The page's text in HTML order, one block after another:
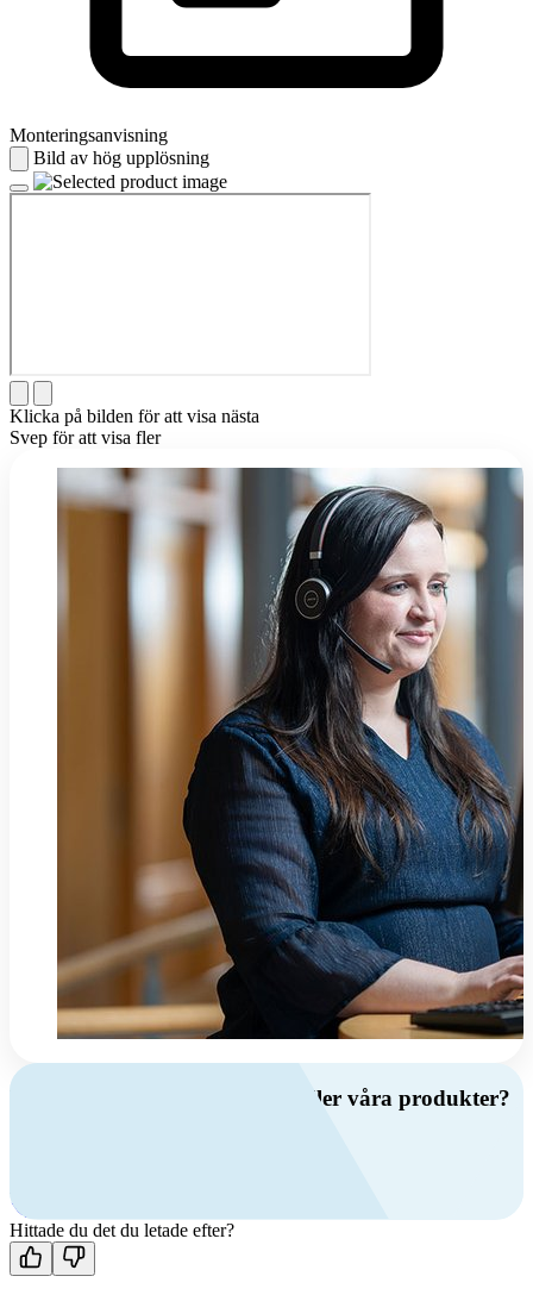
Monteringsanvisning
Bild av hög upplösning
Klicka på bilden för att visa nästa
Svep för att visa fler
Har du frågor om ventilation eller våra produkter?
Kontakta oss
Hittade du det du letade efter?